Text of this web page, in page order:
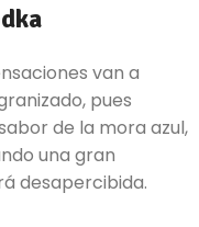
van a
pues
de la mora azul,
una gran
desapercibida.